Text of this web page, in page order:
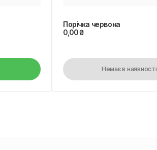
Порічка червона
0,00₴
Немає в наявності